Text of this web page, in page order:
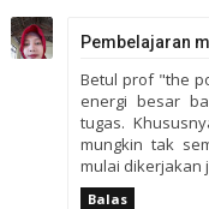
Pembelajaran
Betul prof "the
energi besar
tugas.
mungkin tak
mulai dikerjakan
Balas